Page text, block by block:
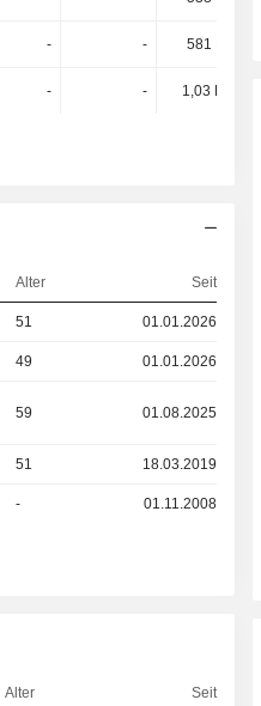
- - 581 Mio.
- - 1,03 Mrd.
Alter Seit
51 01.01.2026
49 01.01.2026
59 01.08.2025
51 18.03.2019
- 01.11.2008
Alter Seit